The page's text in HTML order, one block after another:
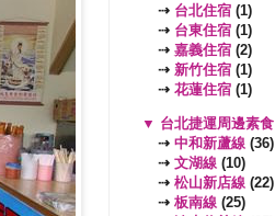
⇢ 台北住宿 (1)
⇢ 台東住宿 (1)
⇢ 嘉義住宿 (2)
⇢ 新竹住宿 (1)
⇢ 花蓮住宿 (1)
▼ 台北捷運周邊素食
⇢ 中和新蘆線 (36)
⇢ 文湖線 (10)
⇢ 松山新店線 (22)
⇢ 板南線 (25)